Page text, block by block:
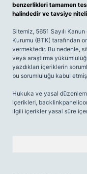
benzerlikleri tamamen
halindedir ve tavsiye
Sitemiz, 5651 Sayılı
Kurumu (BTK) tarafından
vermektedir. Bu nedenle,
veya araştırma
yazdıkları içeriklerin
bu sorumluluğu kabul etmiş
Hukuka ve yasal
içerikleri,
ilgili içerikler yasal süre